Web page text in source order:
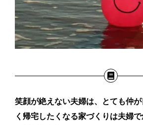
笑顔が絶えない夫婦は、とても仲
く帰宅したくなる家づくりは夫婦